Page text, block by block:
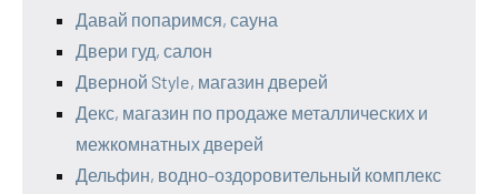
Давай попаримся, сауна
Двери гуд, салон
Дверной Style, магазин дверей
Декс, магазин по продаже металлических и
межкомнатных дверей
Дельфин, водно-оздоровительный комплекс